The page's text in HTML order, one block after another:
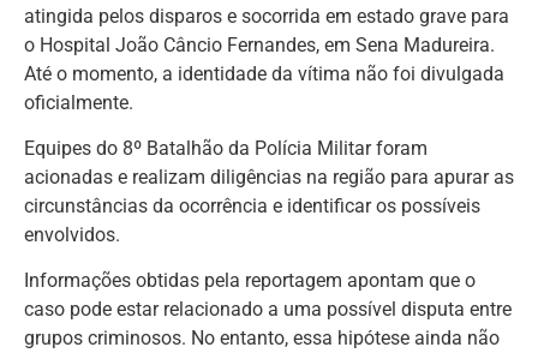
atingida pelos disparos e socorrida em estado grave para
o Hospital João Câncio Fernandes, em Sena Madureira.
Até o momento, a identidade da vítima não foi divulgada
oficialmente.
Equipes do 8º Batalhão da Polícia Militar foram
acionadas e realizam diligências na região para apurar as
circunstâncias da ocorrência e identificar os possíveis
envolvidos.
Informações obtidas pela reportagem apontam que o
caso pode estar relacionado a uma possível disputa entre
grupos criminosos. No entanto, essa hipótese ainda não